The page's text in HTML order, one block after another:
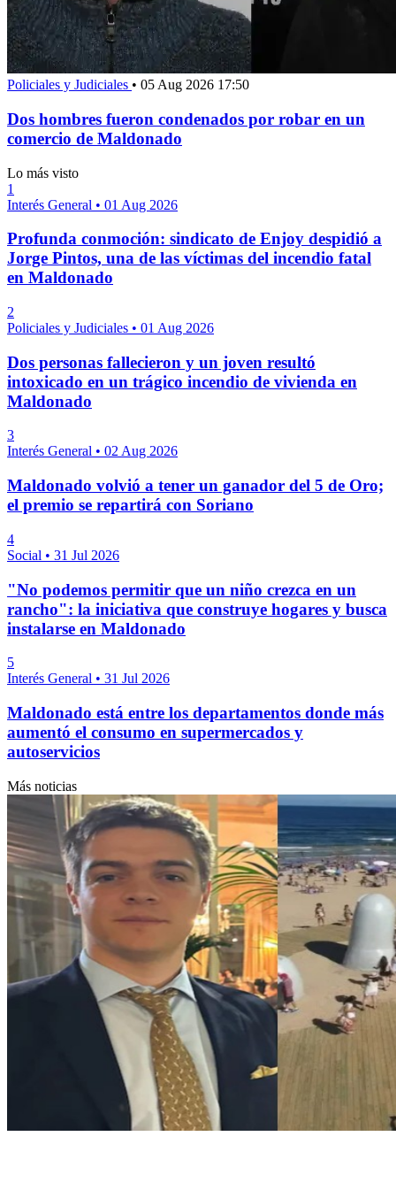
Policiales y Judiciales • 05 Aug 2026 17:50
Dos hombres fueron condenados por robar en un
comercio de Maldonado
Lo más visto
1
Interés General • 01 Aug 2026
Profunda conmoción: sindicato de Enjoy despidió a
Jorge Pintos, una de las víctimas del incendio fatal
en Maldonado
2
Policiales y Judiciales • 01 Aug 2026
Dos personas fallecieron y un joven resultó
intoxicado en un trágico incendio de vivienda en
Maldonado
3
Interés General • 02 Aug 2026
Maldonado volvió a tener un ganador del 5 de Oro;
el premio se repartirá con Soriano
4
Social • 31 Jul 2026
"No podemos permitir que un niño crezca en un
rancho": la iniciativa que construye hogares y busca
instalarse en Maldonado
5
Interés General • 31 Jul 2026
Maldonado está entre los departamentos donde más
aumentó el consumo en supermercados y
autoservicios
Más noticias